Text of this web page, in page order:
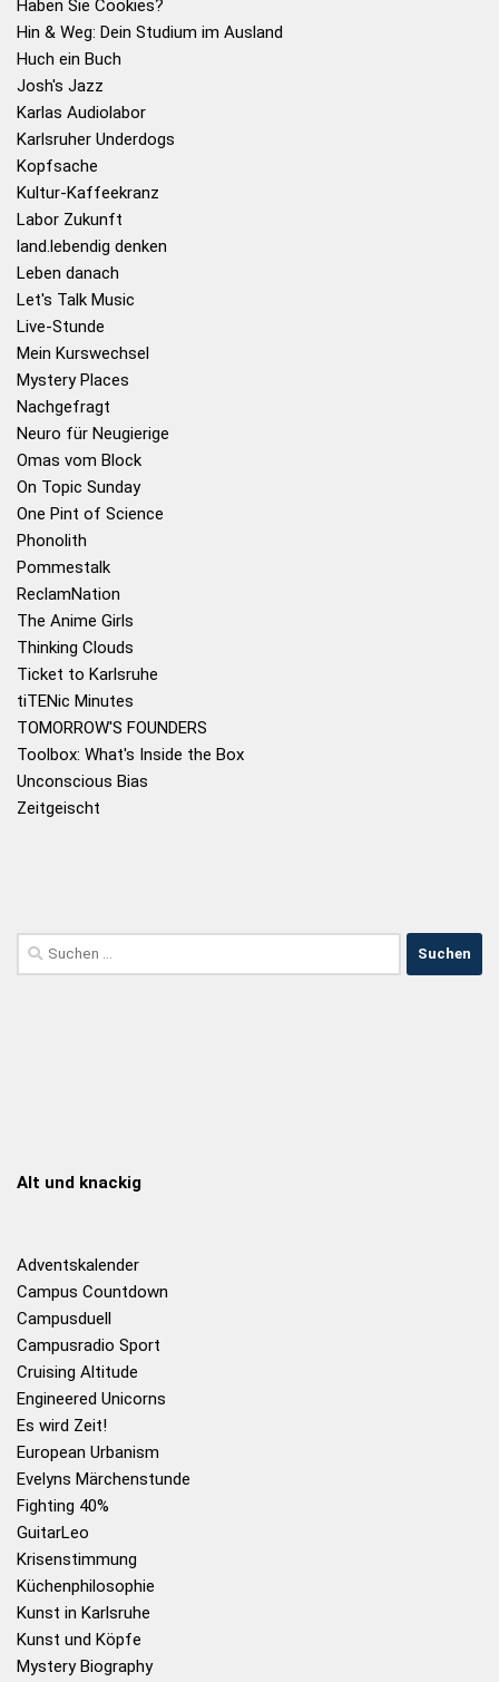
Haben Sie Cookies?
Hin & Weg: Dein Studium im Ausland
Huch ein Buch
Josh's Jazz
Karlas Audiolabor
Karlsruher Underdogs
Kopfsache
Kultur-Kaffeekranz
Labor Zukunft
land.lebendig denken
Leben danach
Let's Talk Music
Live-Stunde
Mein Kurswechsel
Mystery Places
Nachgefragt
Neuro für Neugierige
Omas vom Block
On Topic Sunday
One Pint of Science
Phonolith
Pommestalk
ReclamNation
The Anime Girls
Thinking Clouds
Ticket to Karlsruhe
tiTENic Minutes
TOMORROW'S FOUNDERS
Toolbox: What's Inside the Box
Unconscious Bias
Zeitgeischt
Alt und knackig
Adventskalender
Campus Countdown
Campusduell
Campusradio Sport
Cruising Altitude
Engineered Unicorns
Es wird Zeit!
European Urbanism
Evelyns Märchenstunde
Fighting 40%
GuitarLeo
Krisenstimmung
Küchenphilosophie
Kunst in Karlsruhe
Kunst und Köpfe
Mystery Biography